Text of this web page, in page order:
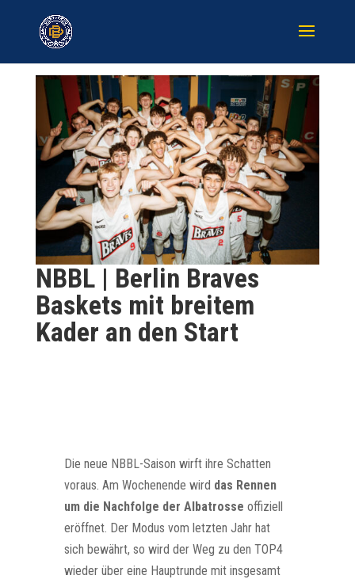
NBBL | Berlin Braves
Baskets mit breitem
Kader an den Start
Die neue NBBL-Saison wirft ihre Schatten
voraus. Am Wochenende wird das Rennen
um die Nachfolge der Albatrosse offiziell
eröffnet. Der Modus vom letzten Jahr hat
sich bewährt, so wird der Weg zu den TOP4
wieder über eine Hauptrunde mit insgesamt